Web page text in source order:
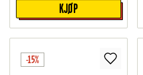
KJØP
-15%